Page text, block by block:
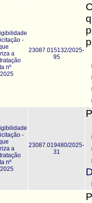
-
a
nº
23087.015132/2025-
95
-
a
nº
23087.019480/2025-
31